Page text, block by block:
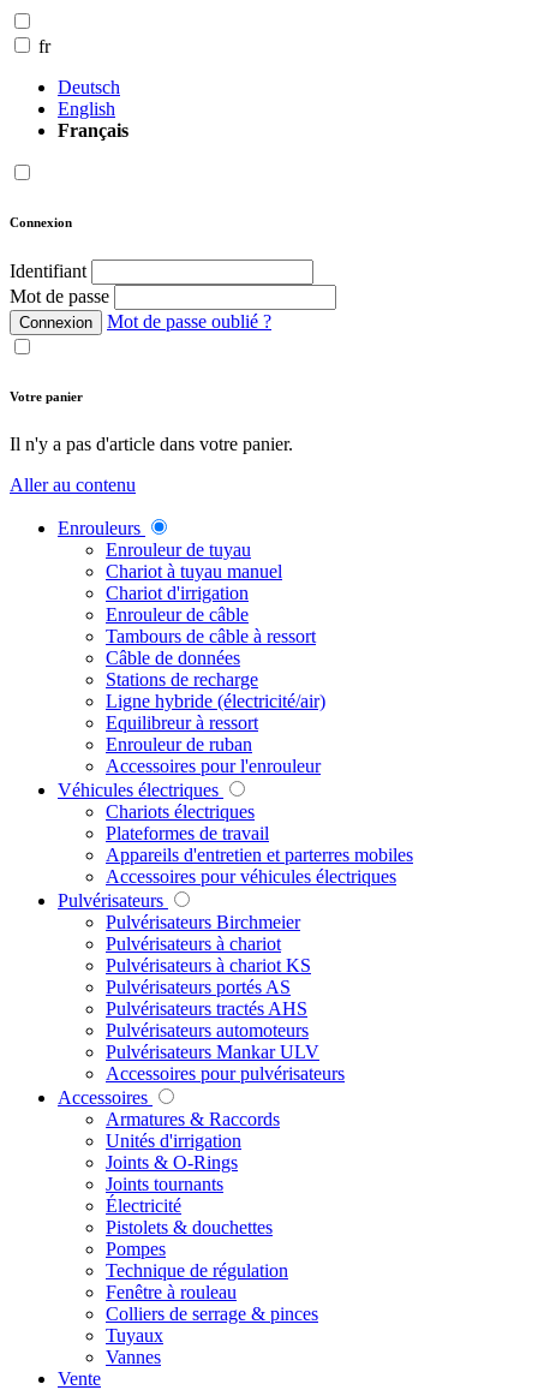
fr
Deutsch
English
Français
Connexion
Identifiant
Mot de passe
Connexion Mot de passe oublié ?
Votre panier
Il n'y a pas d'article dans votre panier.
Aller au contenu
Enrouleurs
Enrouleur de tuyau
Chariot à tuyau manuel
Chariot d'irrigation
Enrouleur de câble
Tambours de câble à ressort
Câble de données
Stations de recharge
Ligne hybride (électricité/air)
Equilibreur à ressort
Enrouleur de ruban
Accessoires pour l'enrouleur
Véhicules électriques
Chariots électriques
Plateformes de travail
Appareils d'entretien et parterres mobiles
Accessoires pour véhicules électriques
Pulvérisateurs
Pulvérisateurs Birchmeier
Pulvérisateurs à chariot
Pulvérisateurs à chariot KS
Pulvérisateurs portés AS
Pulvérisateurs tractés AHS
Pulvérisateurs automoteurs
Pulvérisateurs Mankar ULV
Accessoires pour pulvérisateurs
Accessoires
Armatures & Raccords
Unités d'irrigation
Joints & O-Rings
Joints tournants
Électricité
Pistolets & douchettes
Pompes
Technique de régulation
Fenêtre à rouleau
Colliers de serrage & pinces
Tuyaux
Vannes
Vente